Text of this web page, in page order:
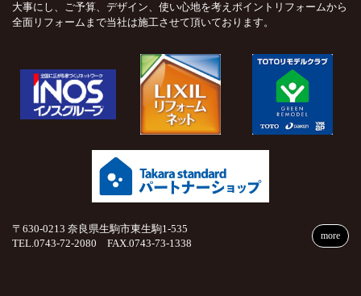
大事にし、ご予算、デザイン、使い心地を考えポイントリフォームから
全面リフォームまで当社は施工させて頂いております。
〒630-0213 奈良県生駒市東生駒1-535
TEL.0743-72-2080 FAX.0743-73-1338
more